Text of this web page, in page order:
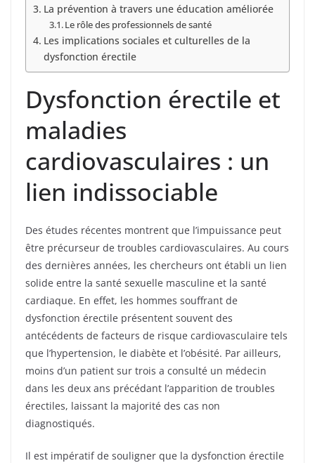
La prévention à travers une éducation améliorée
Le rôle des professionnels de santé
Les implications sociales et culturelles de la
dysfonction érectile
Dysfonction érectile et
maladies
cardiovasculaires : un
lien indissociable
Des études récentes montrent que l’impuissance peut
être précurseur de troubles cardiovasculaires. Au cours
des dernières années, les chercheurs ont établi un lien
solide entre la santé sexuelle masculine et la santé
cardiaque. En effet, les hommes souffrant de
dysfonction érectile présentent souvent des
antécédents de facteurs de risque cardiovasculaire tels
que l’hypertension, le diabète et l’obésité. Par ailleurs,
moins d’un patient sur trois a consulté un médecin
dans les deux ans précédant l’apparition de troubles
érectiles, laissant la majorité des cas non
diagnostiqués.
Il est impératif de souligner que la dysfonction érectile